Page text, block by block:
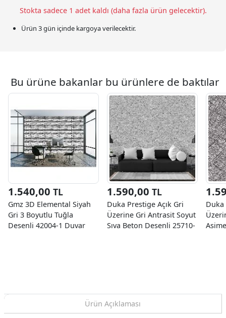
Stokta sadece 1 adet kaldı (daha fazla ürün gelecektir).
Ürün 3 gün içinde kargoya verilecektir.
Bu ürüne bakanlar bu ürünlere de baktılar
1.540,00 TL
Gmz 3D Elemental Siyah
Gri 3 Boyutlu Tuğla
Desenli 42004-1 Duvar
1.590,00 TL
Duka Prestige Açık Gri
Üzerine Gri Antrasit Soyut
Sıva Beton Desenli 25710-
Duka
Ürün Açıklaması